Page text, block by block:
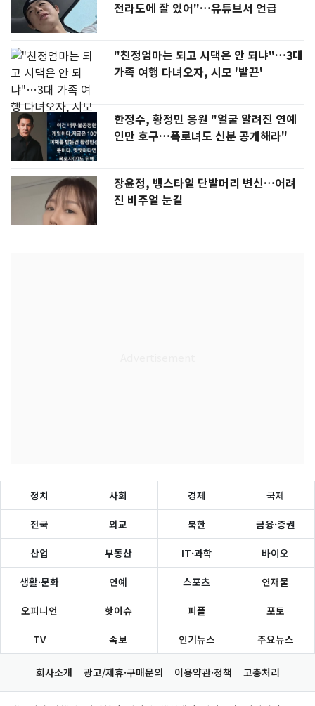
전라도에 잘 있어"…유튜브서 언급
"친정엄마는 되고 시댁은 안 되냐"…3대
가족 여행 다녀오자, 시모 '발끈'
한정수, 황정민 응원 "얼굴 알려진 연예
인만 호구…폭로녀도 신분 공개해라"
장윤정, 뱅스타일 단발머리 변신…어려
진 비주얼 눈길
정치 사회 경제 국제
전국 외교 북한 금융·증권
산업 부동산 IT·과학 바이오
생활·문화 연예 스포츠 연재물
오피니언 핫이슈 피플 포토
TV 속보 인기뉴스 주요뉴스
회사소개 광고/제휴·구매문의 이용약관·정책 고충처리